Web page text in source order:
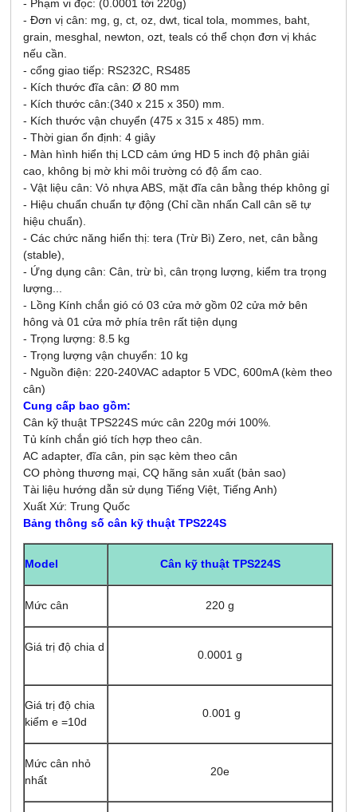
- Phạm vi đọc: (0.0001 tới 220g)
- Đơn vị cân: mg, g, ct, oz, dwt, tical tola, mommes, baht,
grain, mesghal, newton, ozt, teals có thể chọn đơn vị khác
nếu cần.
- cổng giao tiếp: RS232C, RS485
- Kích thước đĩa cân: Ø 80 mm
- Kích thước cân:(340 x 215 x 350) mm.
- Kích thước vận chuyển (475 x 315 x 485) mm.
- Thời gian ổn định: 4 giây
- Màn hình hiển thị LCD cảm ứng HD 5 inch độ phân giải
cao, không bị mờ khi môi trường có độ ẩm cao.
- Vật liệu cân: Vỏ nhựa ABS, mặt đĩa cân bằng thép không gỉ
- Hiệu chuẩn chuẩn tự động (Chỉ cần nhấn Call cân sẽ tự
hiệu chuẩn).
- Các chức năng hiển thị: tera (Trừ Bì) Zero, net, cân bằng
(stable),
- Ứng dụng cân: Cân, trừ bì, cân trọng lượng, kiểm tra trọng
lượng...
- Lồng Kính chắn gió có 03 cửa mở gồm 02 cửa mở bên
hông và 01 cửa mở phía trên rất tiện dụng
- Trọng lượng: 8.5 kg
- Trọng lượng vận chuyển: 10 kg
- Nguồn điện: 220-240VAC adaptor 5 VDC, 600mA (kèm theo
cân)
Cung cấp bao gồm:
Cân kỹ thuật TPS224S mức cân 220g mới 100%.
Tủ kính chắn gió tích hợp theo cân.
AC adapter, đĩa cân, pin sạc kèm theo cân
CO phòng thương mại, CQ hãng sản xuất (bản sao)
Tài liệu hướng dẫn sử dụng Tiếng Việt, Tiếng Anh)
Xuất Xứ: Trung Quốc
Bảng thông số cân kỹ thuật TPS224S
Model Cân kỹ thuật TPS224S
Mức cân 220 g
Giá trị độ chia d
0.0001 g
Giá trị độ chia
kiểm e =10d
0.001 g
Mức cân nhỏ
nhất
20e